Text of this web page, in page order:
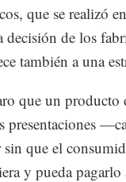
que se realizó
decisión de los
también a una
que un producto
presentaciones
sin que el
y pueda